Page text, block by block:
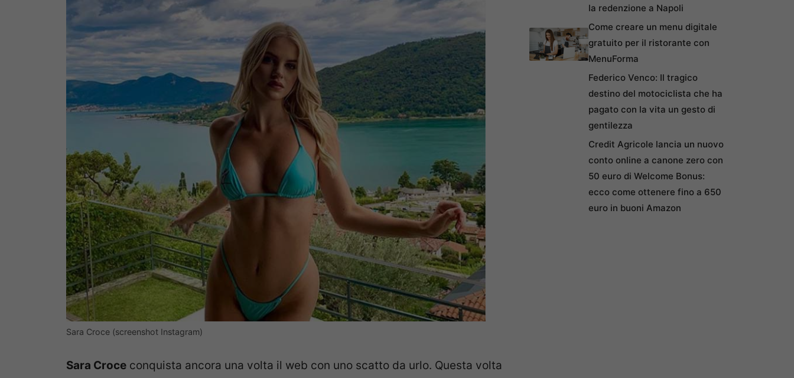
Sara Croce (screenshot Instagram)
Sara Croce conquista ancora una volta il web con uno scatto da urlo. Questa volta
la redenzione a Napoli
Come creare un menu digitale
gratuito per il ristorante con
MenuForma
Federico Venco: Il tragico
destino del motociclista che ha
pagato con la vita un gesto di
gentilezza
Credit Agricole lancia un nuovo
conto online a canone zero con
50 euro di Welcome Bonus:
ecco come ottenere fino a 650
euro in buoni Amazon